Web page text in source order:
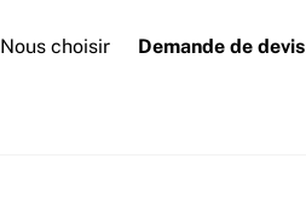
Nous choisir Demande de devis